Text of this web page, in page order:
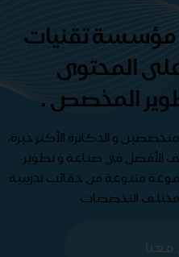
مؤسسة تقنيات
المحتوى
المخصص .
و الدكاترة الأكثر خبرة،
الأفضل في صناعة و تطوير
متنوعة من حقائب تدريبية
مختلف التخصصات